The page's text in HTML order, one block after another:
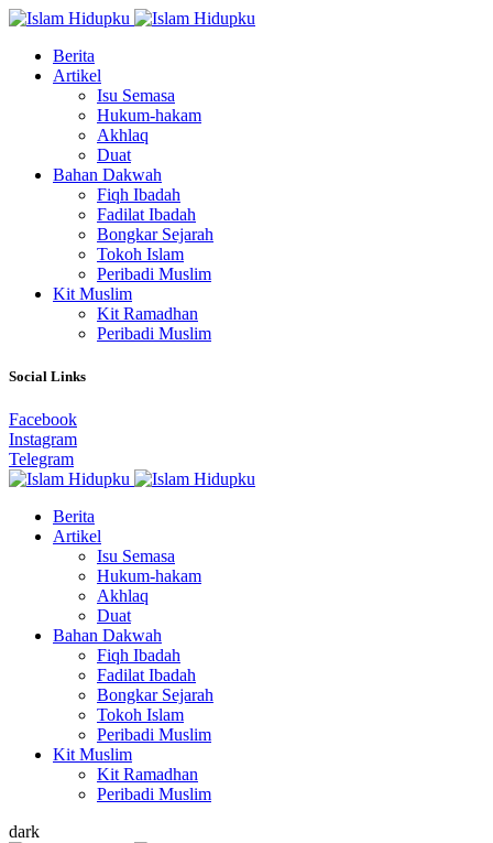
Berita
Artikel
Isu Semasa
Hukum-hakam
Akhlaq
Duat
Bahan Dakwah
Fiqh Ibadah
Fadilat Ibadah
Bongkar Sejarah
Tokoh Islam
Peribadi Muslim
Kit Muslim
Kit Ramadhan
Peribadi Muslim
Social Links
Facebook
Instagram
Telegram
Berita
Artikel
Isu Semasa
Hukum-hakam
Akhlaq
Duat
Bahan Dakwah
Fiqh Ibadah
Fadilat Ibadah
Bongkar Sejarah
Tokoh Islam
Peribadi Muslim
Kit Muslim
Kit Ramadhan
Peribadi Muslim
dark